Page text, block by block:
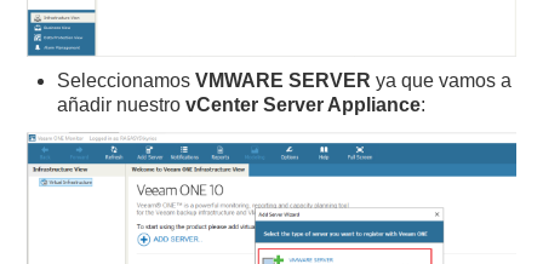
SeleccionamosVMWARE SERVER ya que vamos a
añadir nuestrovCenter Server Appliance: